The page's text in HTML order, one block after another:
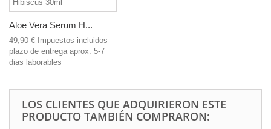
Aloe Vera Serum H...
49,90 € Impuestos incluidos
plazo de entrega aprox. 5-7
dias laborables
LOS CLIENTES QUE ADQUIRIERON ESTE
PRODUCTO TAMBIÉN COMPRARON: